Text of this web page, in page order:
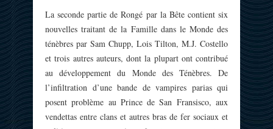
La seconde partie de Rongé par la Bête contient six
nouvelles traitant de la Famille dans le Monde des
ténèbres par Sam Chupp, Lois Tilton, M.J. Costello
et trois autres auteurs, dont la plupart ont contribué
au développement du Monde des Ténèbres. De
l’infiltration d’une bande de vampires parias qui
posent problème au Prince de San Fransisco, aux
vendettas entre clans et autres bras de fer sociaux et